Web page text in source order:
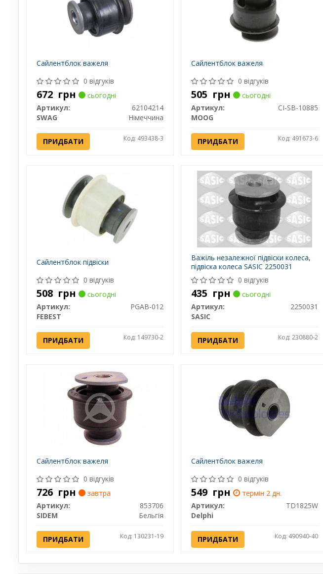
Сайлентблок важеля
0 відгуків
672 грн
сьогодні
Артикул:
62104214
SWAG
Німеччина
ПРИДБАТИ Код: 493438-3
Сайлентблок важеля
0 відгуків
505 грн
сьогодні
Артикул:
CI-SB-10885
MOOG
ПРИДБАТИ Код: 491673-6
Сайлентблок підвіски
0 відгуків
508 грн
сьогодні
Артикул:
PGAB-012
FEBEST
ПРИДБАТИ Код: 149730-2
Важіль незалежної підвіски колеса,
підвіска колеса SASIC 2250031
0 відгуків
435 грн
сьогодні
Артикул:
2250031
SASIC
ПРИДБАТИ Код: 230880-2
Сайлентблок важеля
0 відгуків
726 грн
завтра
Артикул:
853706
SIDEM
Бельгія
ПРИДБАТИ Код: 130231-19
Сайлентблок важеля
0 відгуків
549 грн
термін 2 дн.
Артикул:
TD1825W
Delphi
ПРИДБАТИ Код: 490940-40